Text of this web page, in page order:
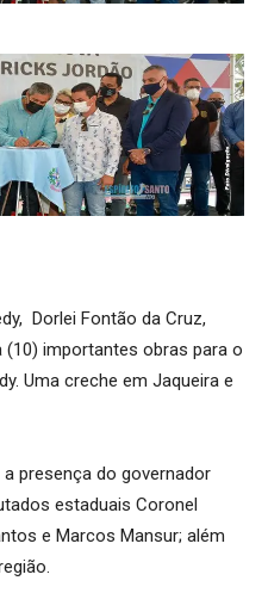
Dorlei Fontão da Cruz,
importantes obras para o
Uma creche em Jaqueira e
presença do governador
estaduais Coronel
e Marcos Mansur; além